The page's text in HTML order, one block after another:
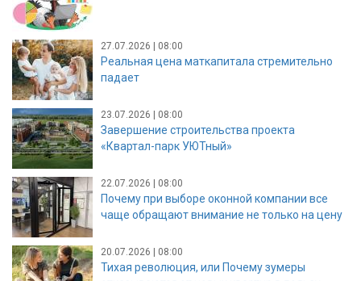
27.07.2026 | 08:00
Реальная цена маткапитала стремительно
падает
23.07.2026 | 08:00
Завершение строительства проекта
«Квартал-парк УЮТный»
22.07.2026 | 08:00
Почему при выборе оконной компании все
чаще обращают внимание не только на цену
20.07.2026 | 08:00
Тихая революция, или Почему зумеры